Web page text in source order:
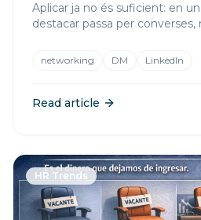
Aplicar ja no és suficient: en
destacar passa per
networking DM LinkedIn
Read article
HR Trends